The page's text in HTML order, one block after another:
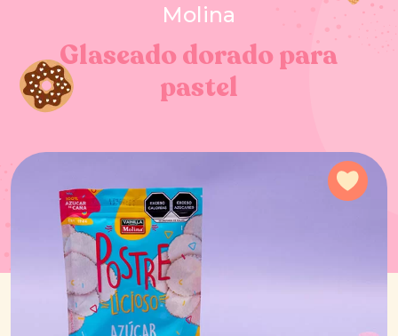
Molina
Glaseado dorado para
pastel